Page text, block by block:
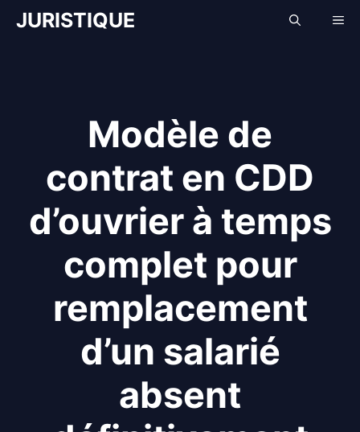
AllerJURISTIQUE
Modèle de
contrat en CDD
d’ouvrier à temps
complet pour
remplacement
d’un salarié
absent